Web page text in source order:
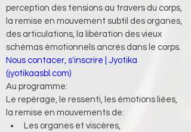
perception des tensions au travers du corps,
la remise en mouvement subtil des organes,
des articulations, la libération des vieux
schémas émotionnels ancrés dans le corps.
Nous contacer, s'inscrire | Jyotika
(jyotikaasbl.com)
Au programme:
Le repérage, le ressenti, les émotions liées,
la remise en mouvements de:
Les organes et viscères,